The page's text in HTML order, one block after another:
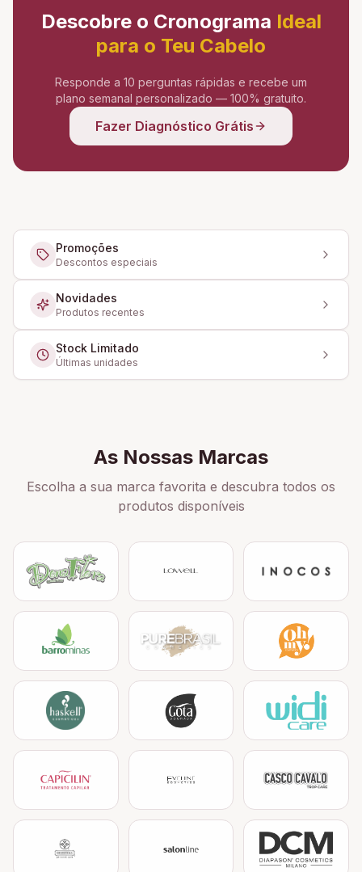
Descobre o Cronograma Ideal
para o Teu Cabelo
Responde a 10 perguntas rápidas e recebe um
plano semanal personalizado — 100% gratuito.
Fazer Diagnóstico Grátis
Promoções
Descontos especiais
Novidades
Produtos recentes
Stock Limitado
Últimas unidades
As Nossas Marcas
Escolha a sua marca favorita e descubra todos os
produtos disponíveis